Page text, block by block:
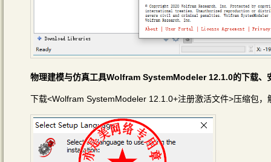
物理建模与仿真工具Wolfram SystemModeler 12.1.0的下载、
下载<Wolfram SystemModeler 12.1.0+注册激活文件>压缩包